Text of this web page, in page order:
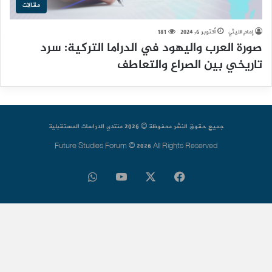
مقالات
إمام الليثي أكتوبر 6, 2024 181
صورة العرب واليهود في الدراما التركية: سرد
تاريخي بين الصراع والتعاطف
جميع حقوق النشر محفوظة © 2026 منتدي الدراسات المستقبلية
Future Studies Forum © 2026 All Rights Reserved
فيسبوك ‫YouTube